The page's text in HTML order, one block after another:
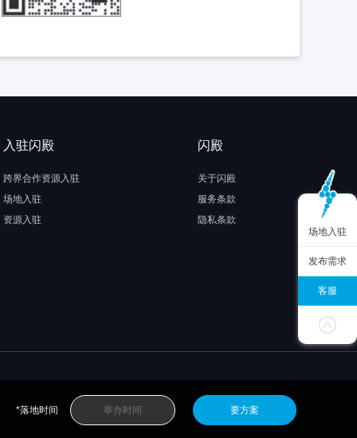
入驻闪殿
跨界合作资源入驻
场地入驻
资源入驻
闪殿
关于闪殿
服务条款
隐私条款
*落地时间 要方案
场地入驻
发布需求
客服